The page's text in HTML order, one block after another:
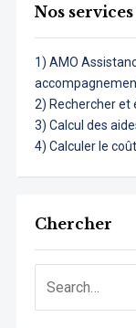
Nos services
1) AMO
2) Rechercher et
3) Calcul des
4) Calculer le
Chercher